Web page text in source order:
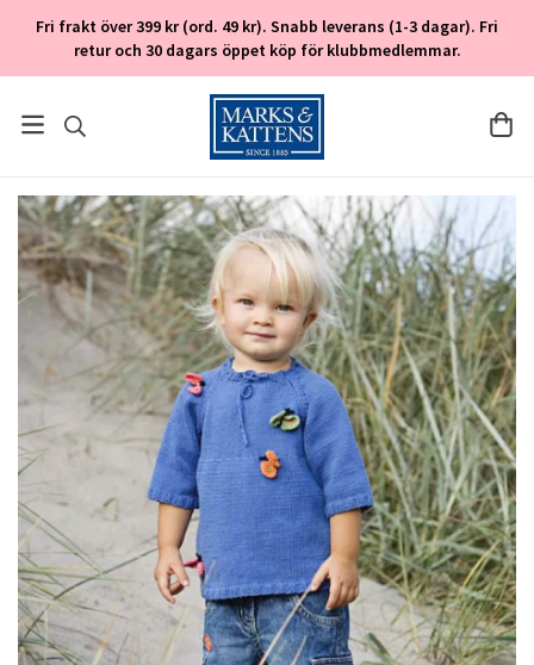
Fri frakt över 399 kr (ord. 49 kr). Snabb leverans (1-3 dagar). Fri
retur och 30 dagars öppet köp för klubbmedlemmar.